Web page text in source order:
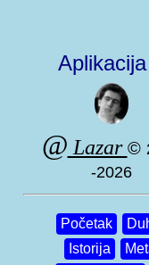
@ Lazar ©
-2026